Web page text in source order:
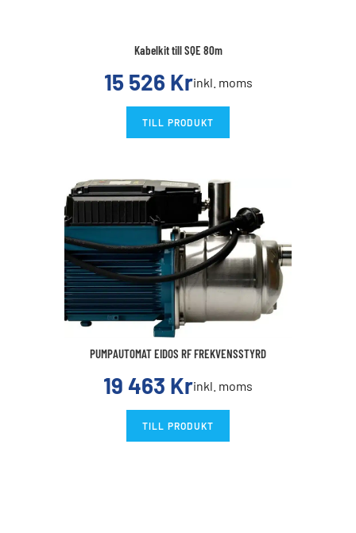
Kabelkit till SQE 80m
15 526 Krinkl. moms
TILL PRODUKT
PUMPAUTOMAT EIDOS RF FREKVENSSTYRD
19 463 Krinkl. moms
TILL PRODUKT